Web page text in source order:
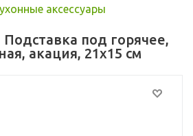
аксессуары
под горячее,
акация, 21x15 см